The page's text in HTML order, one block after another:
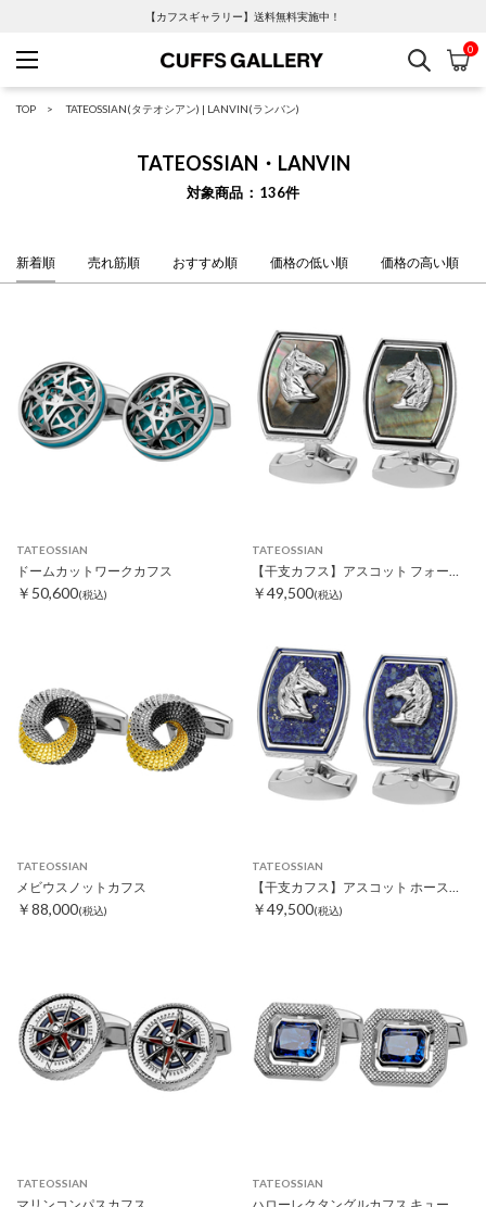
【カフスギャラリー】送料無料実施中！
Cuffs Gallery
検索 カ
0
TOP TATEOSSIAN(タテオシアン) | LANVIN(ランバン)
TATEOSSIAN・LANVIN
対象商品 136件
新着順 売れ筋順 おすすめ順 価格の低い順 価格の高い順
TATEOSSIAN
ドームカットワークカフス
￥50,600(税込)
TATEOSSIAN
￥49,500(税込)
TATEOSSIAN
メビウスノットカフス
￥88,000(税込)
TATEOSSIAN
【干支カフス】アスコット ホースカフス
￥49,500(税込)
TATEOSSIAN
マリンコンパスカフス
TATEOSSIAN